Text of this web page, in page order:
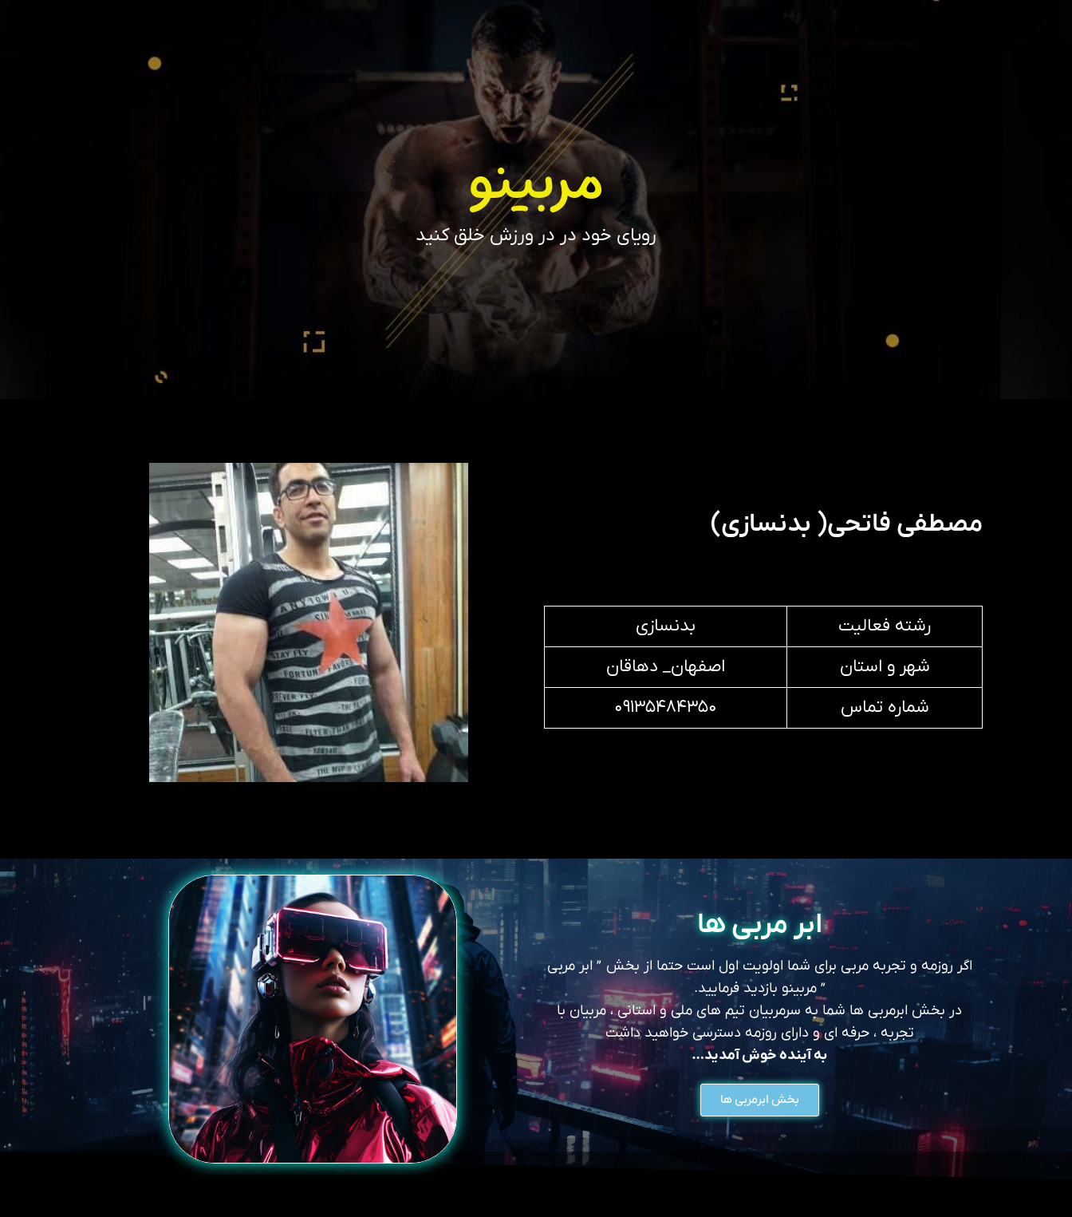
مربینو
رویای خود در در ورزش خلق کنید
مصطفی فاتحی( بدنسازی)
رشته فعالیت
بدنسازی
شهر و استان
اصفهان_ دهاقان
شماره تماس
۰۹۱۳۵۴۸۴۳۵۰
ابر مربی ها
اگر روزمه و تجربه مربی برای شما اولویت اول است حتما از بخش ” ابر مربی
” مربینو بازدید فرمایید.
در بخش ابرمربی ها شما به سرمربیان تیم های ملی و استانی ، مربیان با
تجربه ، حرفه ای و دارای روزمه دسترسی خواهید داشت
به آینده خوش آمدید…
بخش ابرمربی ها